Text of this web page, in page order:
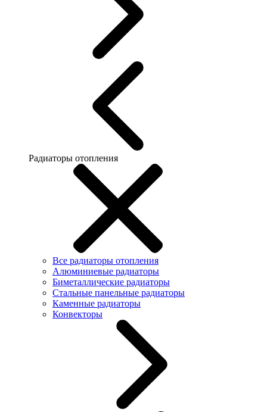
Радиаторы отопления
Все радиаторы отопления
Алюминиевые радиаторы
Биметаллические радиаторы
Стальные панельные радиаторы
Каменные радиаторы
Конвекторы